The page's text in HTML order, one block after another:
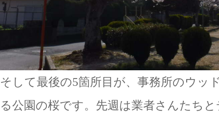
そして最後の5箇所目が、事務所のウッ
る公園の桜です。先週は業者さんたち